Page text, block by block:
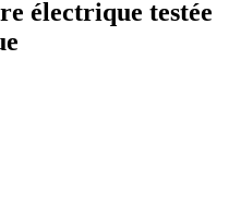
électrique testée